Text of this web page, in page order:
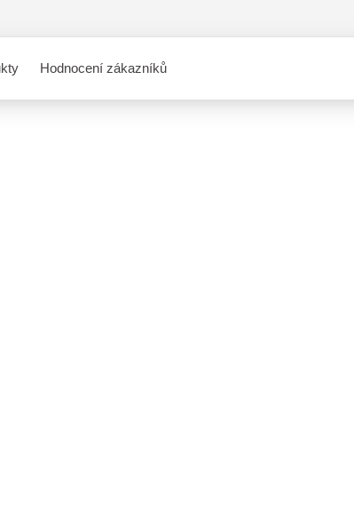
Hodnocení zákazníků